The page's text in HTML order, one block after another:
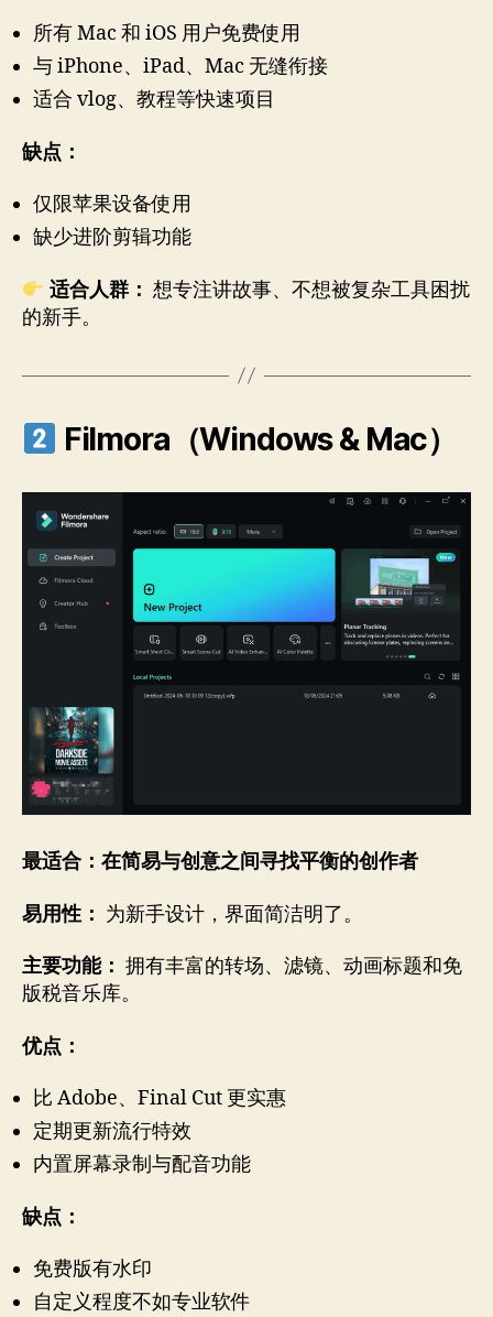
所有 Mac 和 iOS 用户免费使用
与 iPhone、iPad、Mac 无缝衔接
适合 vlog、教程等快速项目
缺点：
仅限苹果设备使用
缺少进阶剪辑功能
适合人群： 想专注讲故事、不想被复杂工具困扰
的新手。
Filmora（Windows & Mac）
最适合：在简易与创意之间寻找平衡的创作者
易用性： 为新手设计，界面简洁明了。
主要功能： 拥有丰富的转场、滤镜、动画标题和免
版税音乐库。
优点：
比 Adobe、Final Cut 更实惠
定期更新流行特效
内置屏幕录制与配音功能
缺点：
免费版有水印
自定义程度不如专业软件